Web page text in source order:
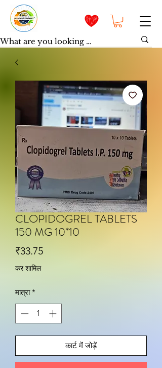
CLOPIDOGREL TABLETS
150 MG 10*10
₹33.75मूल्य
कर शामिल
मात्रा *
कार्ट में जोड़ें